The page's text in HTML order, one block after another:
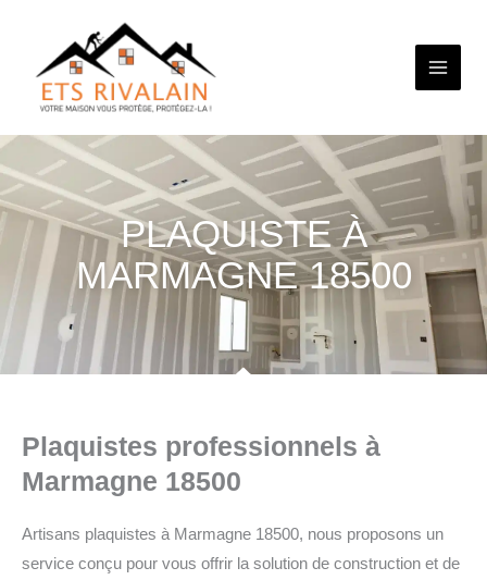
contenu
PLAQUISTE À
MARMAGNE 18500
Plaquistes professionnels à
Marmagne 18500
Artisans plaquistes à Marmagne 18500, nous proposons un
service conçu pour vous offrir la solution de construction et de